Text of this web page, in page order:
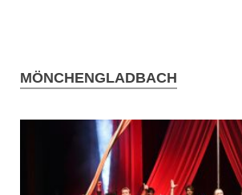
MÖNCHENGLADBACH